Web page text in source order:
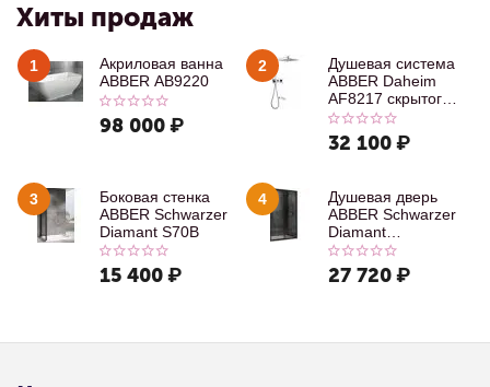
Хиты продаж
1
Акриловая ванна
ABBER AB9220
98 000 ₽
2
Душевая система
ABBER Daheim
AF8217 скрытого
монтажа с
изливом, хром
32 100 ₽
3
Боковая стенка
ABBER Schwarzer
Diamant S70B
15 400 ₽
4
Душевая дверь
ABBER Schwarzer
Diamant
AG30100B
27 720 ₽